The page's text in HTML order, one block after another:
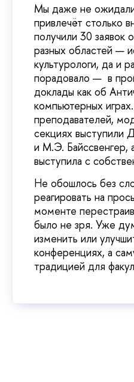
Мы даже не
привлечёт столько
получили 30 заявок
разных областей —
культурологи, да и
порадовало — в
доклады как об
компьютерных
преподавателей,
секциях выступили
и М.Э. Байссвенгер,
выступила с
Не обошлось без
реагировать на
моменте
было не зря. Уже
изменить или
конференциях, а
традицией для